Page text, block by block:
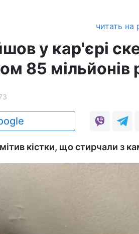
читать на
у кар'єрі
85 мільйонів
кістки, що стирчали з